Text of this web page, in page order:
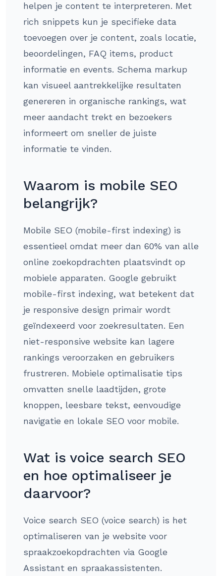
helpen je content te interpreteren. Met
rich snippets kun je specifieke data
toevoegen over je content, zoals locatie,
beoordelingen, FAQ items, product
informatie en events. Schema markup
kan visueel aantrekkelijke resultaten
genereren in organische rankings, wat
meer aandacht trekt en bezoekers
informeert om sneller de juiste
informatie te vinden.
Waarom is mobile SEO
belangrijk?
Mobile SEO (mobile-first indexing) is
essentieel omdat meer dan 60% van alle
online zoekopdrachten plaatsvindt op
mobiele apparaten. Google gebruikt
mobile-first indexing, wat betekent dat
je responsive design primair wordt
geïndexeerd voor zoekresultaten. Een
niet-responsive website kan lagere
rankings veroorzaken en gebruikers
frustreren. Mobiele optimalisatie tips
omvatten snelle laadtijden, grote
knoppen, leesbare tekst, eenvoudige
navigatie en lokale SEO voor mobile.
Wat is voice search SEO
en hoe optimaliseer je
daarvoor?
Voice search SEO (voice search) is het
optimaliseren van je website voor
spraakzoekopdrachten via Google
Assistant en spraakassistenten.